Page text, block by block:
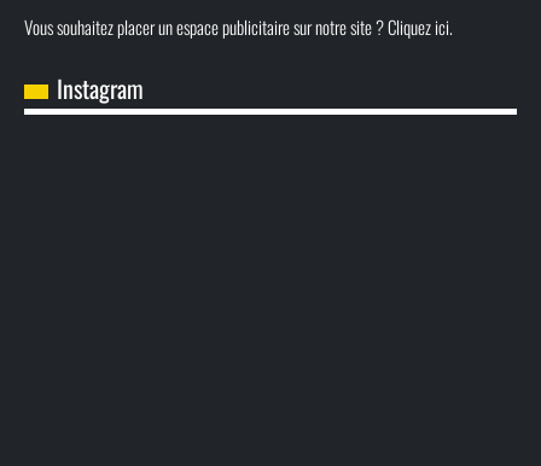
Vous souhaitez placer un espace publicitaire sur notre site ? Cliquez ici.
Instagram